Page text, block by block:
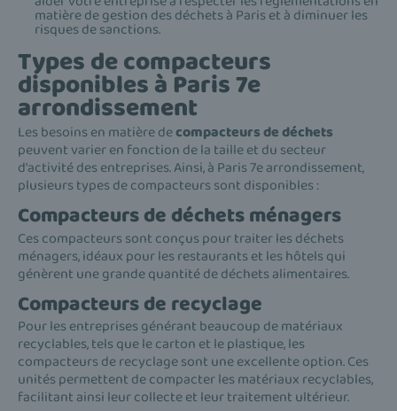
matière de gestion des déchets à Paris et à diminuer les
risques de sanctions.
Types de compacteurs
disponibles à Paris 7e
arrondissement
Les besoins en matière decompacteurs de déchets
peuvent varier en fonction de la taille et du secteur
d'activité des entreprises. Ainsi, à Paris 7e arrondissement,
plusieurs types de compacteurs sont disponibles :
Compacteurs de déchets ménagers
Ces compacteurs sont conçus pour traiter les déchets
ménagers, idéaux pour les restaurants et les hôtels qui
génèrent une grande quantité de déchets alimentaires.
Compacteurs de recyclage
Pour les entreprises générant beaucoup de matériaux
recyclables, tels que le carton et le plastique, les
compacteurs de recyclage sont une excellente option. Ces
unités permettent de compacter les matériaux recyclables,
facilitant ainsi leur collecte et leur traitement ultérieur.